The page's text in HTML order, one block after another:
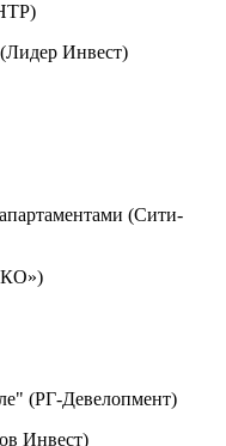
Инвест)
(Сити-
(РГ-Девелопмент)
Инвест)